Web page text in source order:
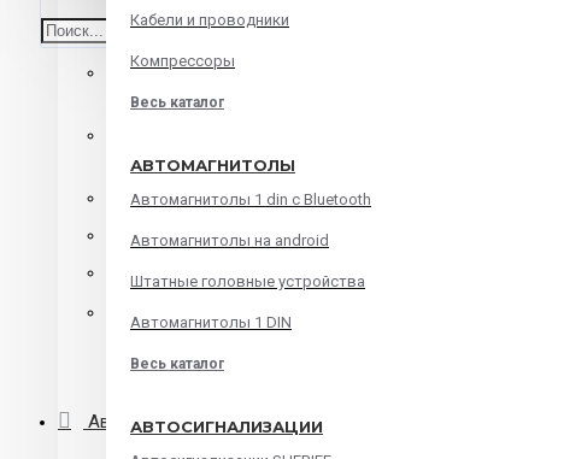
Кабели и проводники
Компрессоры
Весь каталог
АВТОМАГНИТОЛЫ
Автомагнитолы 1 din с Bluetooth
Автомагнитолы на android
Штатные головные устройства
Автомагнитолы 1 DIN
Весь каталог
АВТОСИГНАЛИЗАЦИИ
Среднечастотные динамики
Корпусная акустика
Компонентная акустика
Твитеры
Корпуса для сабвуфера
Автомагнитолы